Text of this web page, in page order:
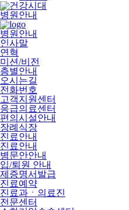
병원안내
병원안내
인사말
연혁
미션/비전
층별안내
오시는길
전화번호
고객지원센터
응급의료센터
편의시설안내
장례식장
진료안내
진료안내
병문안안내
입/퇴원 안내
제증명서발급
진료예약
진료과ㆍ의료진
전문센터